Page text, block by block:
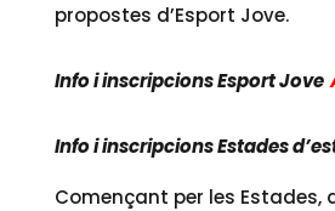
propostes d’Esport Jove.
Info i inscripcions Esport Jove
Info i inscripcions Estades
Començant per les Estades,